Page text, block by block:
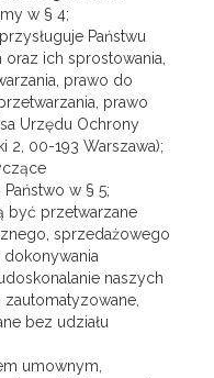
w § 4;
Państwu
ich sprostowania,
prawo do
prawo
Urzędu Ochrony
2, 00-193 Warszawa);
w § 5;
być przetwarzane
sprzedażowego
naszych
bez udziału
umownym,